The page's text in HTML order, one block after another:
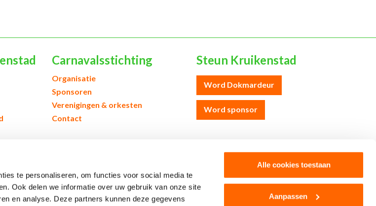
te personaliseren, om functies voor social media te
Ook delen we informatie over uw gebruik van onze site
en analyse. Deze partners kunnen deze gegevens
Alle cookies toestaan
Aanpassen
Carnavalsstichting
Organisatie
Sponsoren
Verenigingen & orkesten
Contact
Steun Kruikenstad
Word Dokmardeur
Word sponsor